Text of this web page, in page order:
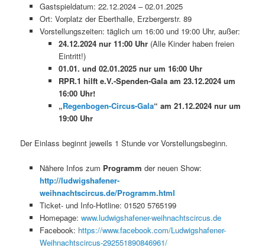
Gastspieldatum: 22.12.2024 – 02.01.2025
Ort: Vorplatz der Eberthalle, Erzbergerstr. 89
Vorstellungszeiten: täglich um 16:00 und 19:00 Uhr, außer:
24.12.2024 nur 11:00 Uhr (Alle Kinder haben freien
Eintritt!)
01.01. und 02.01.2025 nur um 16:00 Uhr
RPR.1 hilft e.V.-Spenden-Gala am 23.12.2024 um
16:00 Uhr!
„Regenbogen-Circus-Gala“ am 21.12.2024 nur um
19:00 Uhr
Der Einlass beginnt jeweils 1 Stunde vor Vorstellungsbeginn.
Nähere Infos zum Programm der neuen Show:
http://ludwigshafener-
weihnachtscircus.de/Programm.html
Ticket- und Info-Hotline: 01520 5765199
Homepage: www.ludwigshafener-weihnachtscircus.de
Facebook: https://www.facebook.com/Ludwigshafener-
Weihnachtscircus-292551890846961/